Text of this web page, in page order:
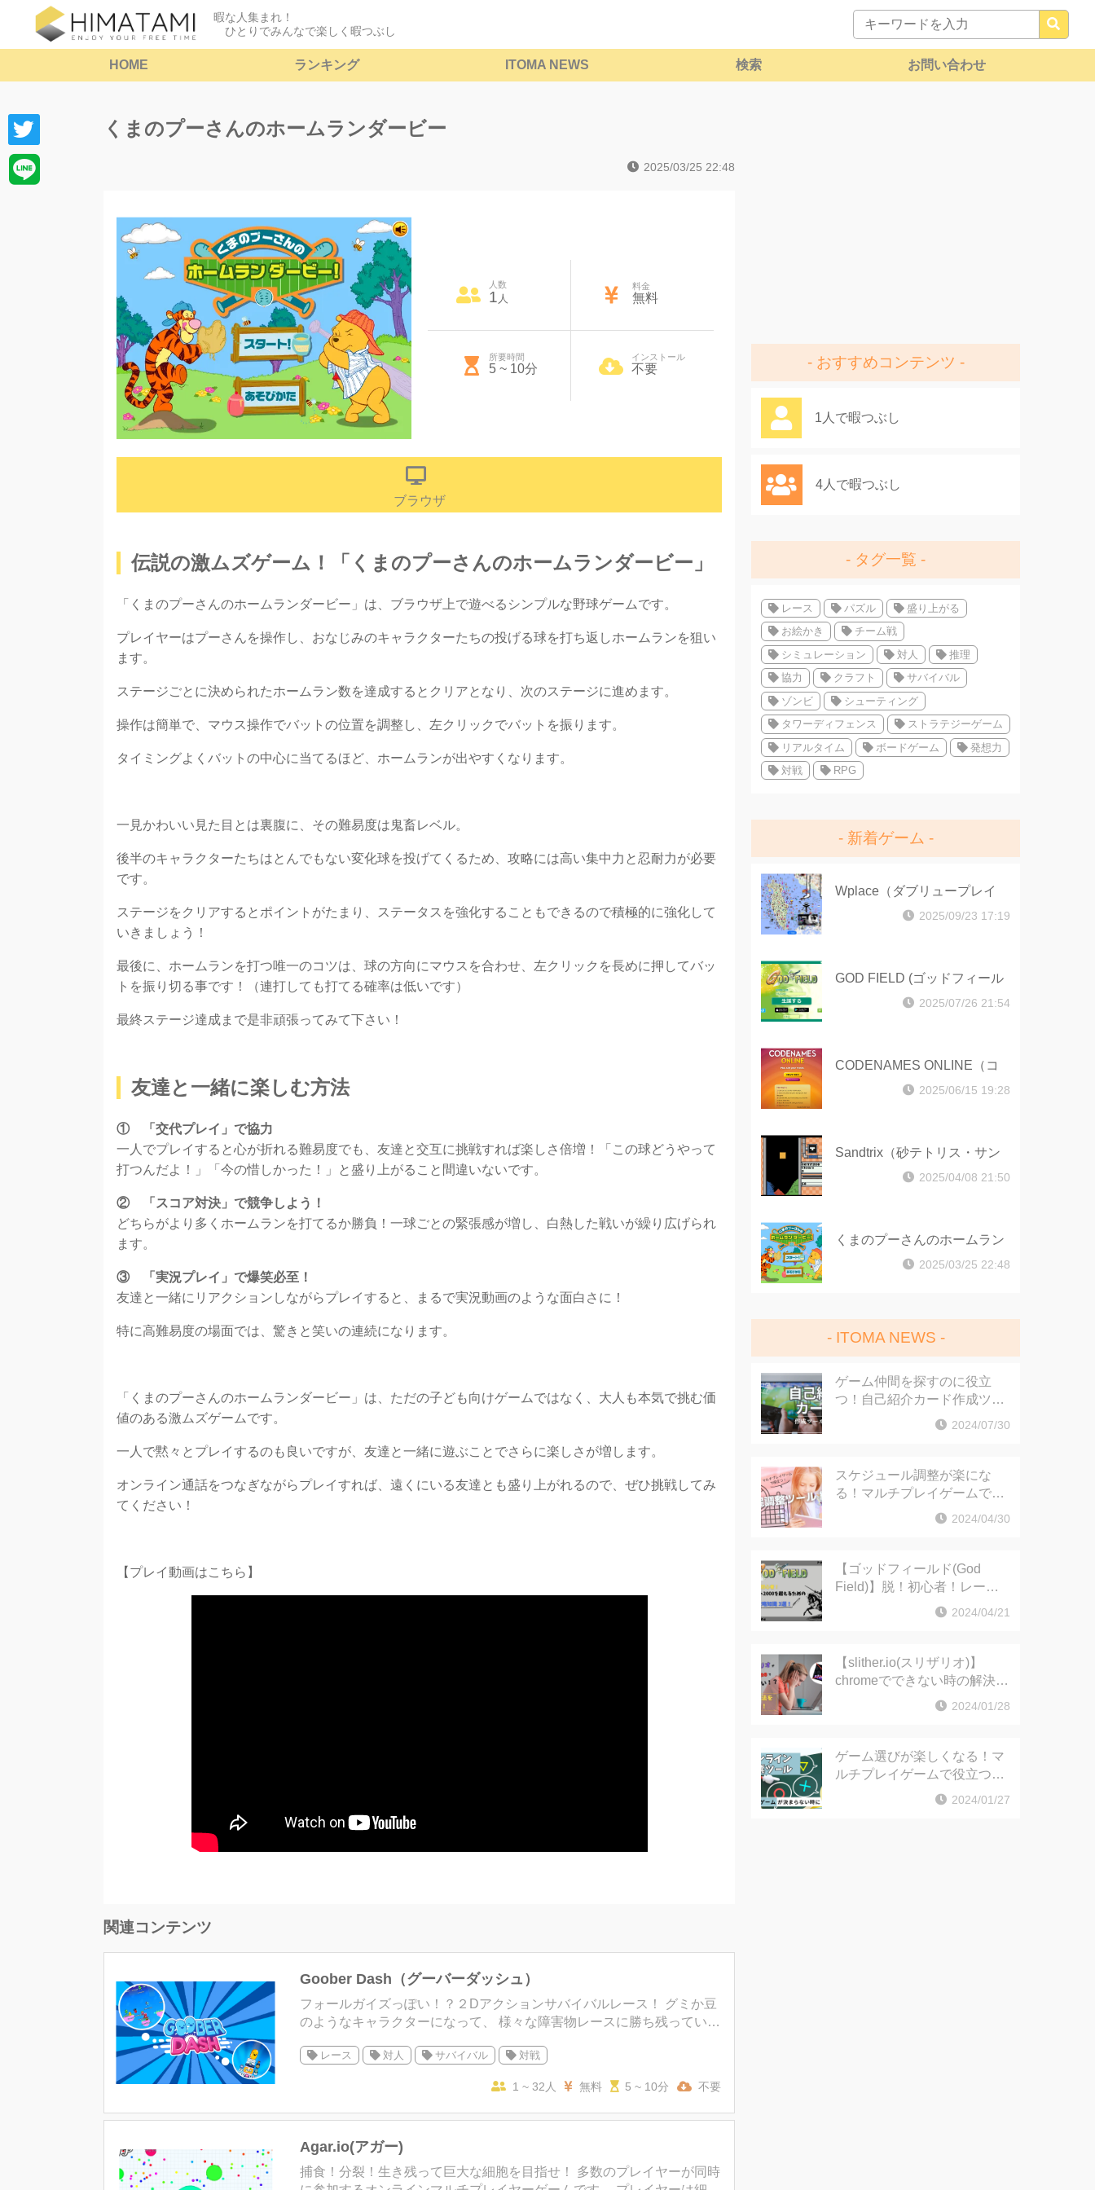
暇な人集まれ！
ひとりでみんなで楽しく暇つぶし
HOME ランキング ITOMA NEWS 検索 お問い合わせ
くまのプーさんのホームランダービー
2025/03/25 22:48
人数
1 人
料金
無料
所要時間
5 ~ 10分
インストール
不要
ブラウザ
伝説の激ムズゲーム！「くまのプーさんのホームランダービー」
「くまのプーさんのホームランダービー」は、ブラウザ上で遊べるシンプルな野球ゲームです。
プレイヤーはプーさんを操作し、おなじみのキャラクターたちの投げる球を打ち返しホームランを狙い
ます。
ステージごとに決められたホームラン数を達成するとクリアとなり、次のステージに進めます。
操作は簡単で、マウス操作でバットの位置を調整し、左クリックでバットを振ります。
タイミングよくバットの中心に当てるほど、ホームランが出やすくなります。
一見かわいい見た目とは裏腹に、その難易度は鬼畜レベル。
後半のキャラクターたちはとんでもない変化球を投げてくるため、攻略には高い集中力と忍耐力が必要
です。
ステージをクリアするとポイントがたまり、ステータスを強化することもできるので積極的に強化して
いきましょう！
最後に、ホームランを打つ唯一のコツは、球の方向にマウスを合わせ、左クリックを長めに押してバッ
トを振り切る事です！（連打しても打てる確率は低いです）
最終ステージ達成まで是非頑張ってみて下さい！
友達と一緒に楽しむ方法
① 「交代プレイ」で協力
一人でプレイすると心が折れる難易度でも、友達と交互に挑戦すれば楽しさ倍増！「この球どうやって
打つんだよ！」「今の惜しかった！」と盛り上がること間違いないです。
② 「スコア対決」で競争しよう！
どちらがより多くホームランを打てるか勝負！一球ごとの緊張感が増し、白熱した戦いが繰り広げられ
ます。
③ 「実況プレイ」で爆笑必至！
友達と一緒にリアクションしながらプレイすると、まるで実況動画のような面白さに！
特に高難易度の場面では、驚きと笑いの連続になります。
「くまのプーさんのホームランダービー」は、ただの子ども向けゲームではなく、大人も本気で挑む価
値のある激ムズゲームです。
一人で黙々とプレイするのも良いですが、友達と一緒に遊ぶことでさらに楽しさが増します。
オンライン通話をつなぎながらプレイすれば、遠くにいる友達とも盛り上がれるので、ぜひ挑戦してみ
てください！
【プレイ動画はこちら】
関連コンテンツ
Goober Dash（グーバーダッシュ）
フォールガイズっぽい！？２Dアクションサバイバルレース！ グミか豆
のようなキャラクターになって、 様々な障害物レースに勝ち残っていく
レース 対人 サバイバル 対戦
1 ~ 32人 無料 5 ~ 10分 不要
Agar.io(アガー)
捕食！分裂！生き残って巨大な細胞を目指せ！ 多数のプレイヤーが同時
おすすめコンテンツ
1人で暇つぶし
4人で暇つぶし
タグ一覧
レース パズル
盛り上がる
お絵かき
チーム戦
シミュレーション
対人
推理
協力
クラフト
サバイバル
ゾンビ
シューティング
タワーディフェンス
ストラテジーゲーム
リアルタイム
ボードゲーム
発想力
対戦
RPG
新着ゲーム
Wplace（ダブリュープレイ
2025/09/23 17:19
GOD FIELD (ゴッドフィール
2025/07/26 21:54
CODENAMES ONLINE（コ
ードネームオンライン）
2025/06/15 19:28
Sandtrix（砂テトリス・サン
ドトリックス）
2025/04/08 21:50
くまのプーさんのホームラン
2025/03/25 22:48
ITOMA NEWS
ゲーム仲間を探すのに役立
つ！自己紹介カード作成ツー
2024/07/30
スケジュール調整が楽にな
る！マルチプレイゲームで役
立つ日程調整ツールをご紹介
2024/04/30
【ゴッドフィールド(God
Field)】脱！初心者！レート
2000を超えるための攻略知識
2024/04/21
【slither.io(スリザリオ)】
chromeでできない時の解決方
2024/01/28
ゲーム選びが楽しくなる！マ
ルチプレイゲームで役立つ投
票ツールをご紹介
2024/01/27